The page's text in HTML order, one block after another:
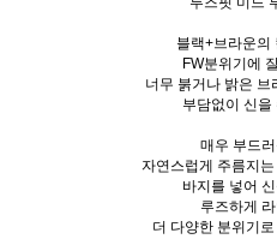
블랙+브라운의
FW분위기에
너무 붉거나 밝은 브
부담없이 신을
매우 부드
자연스럽게 주름지
바지를 넣어
루즈하게
더 다양한 분위기